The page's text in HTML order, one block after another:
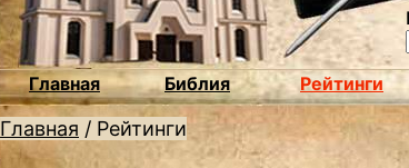
Главная Библия Рейтинги
Главная / Рейтинги